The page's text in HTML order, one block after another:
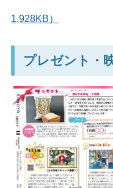
1,928KB）
プレゼント・